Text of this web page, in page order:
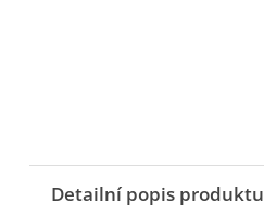
Detailní popis produktu